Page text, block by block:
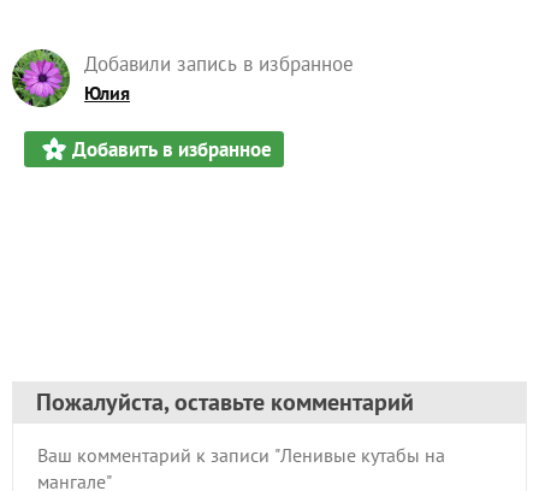
Добавили запись в избранное
Юлия
Добавить в избранное
Пожалуйста, оставьте комментарий